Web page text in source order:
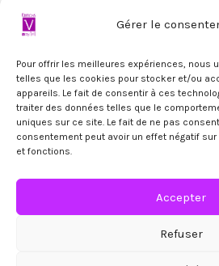
Gérer le
Pour offrir les meilleures expériences, nous
telles que les cookies pour stocker et/ou
appareils. Le fait de consentir à ces
traiter des données telles que le
uniques sur ce site. Le fait de ne pas
consentement peut avoir un effet négatif
et fonctions.
Accepter
Refuser
lire tout […]
Lire la suite »
Editions Voy'el